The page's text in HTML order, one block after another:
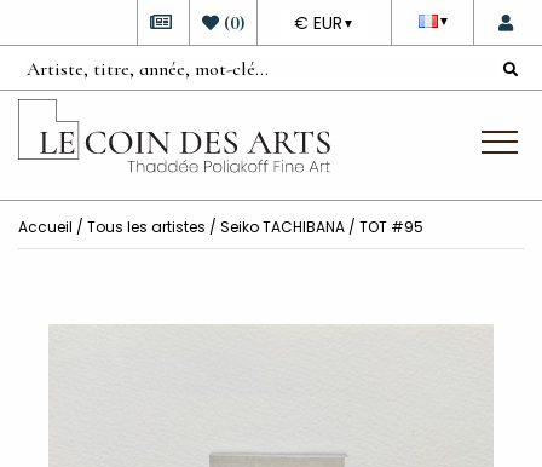
▼
DEVISE
€ EUR ▼
(0)
Accueil / Tous les artistes / Seiko TACHIBANA / TOT #95